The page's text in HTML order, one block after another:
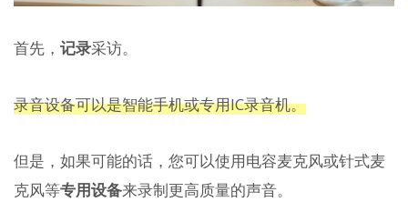
首先， 记录采访。
录音设备可以是智能手机或专用IC录音机。
但是，如果可能的话，您可以使用电容麦克风或针式麦
克风等专用设备来录制更高质量的声音。